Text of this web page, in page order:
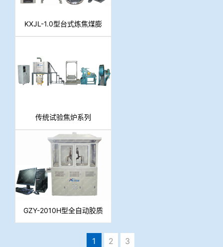
KXJL-1.0型台式炼焦煤膨
胀压力测定装置
传统试验焦炉系列
GZY-2010H型全自动胶质
层指数测定仪
1 2
3